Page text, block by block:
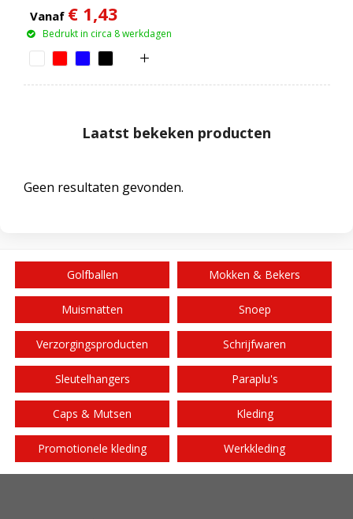
Vanaf € 1,43
Bedrukt in circa 8 werkdagen
Laatst bekeken producten
Geen resultaten gevonden.
Golfballen Mokken & Bekers
Muismatten Snoep
Verzorgingsproducten Schrijfwaren
Sleutelhangers Paraplu's
Caps & Mutsen Kleding
Promotionele kleding Werkkleding